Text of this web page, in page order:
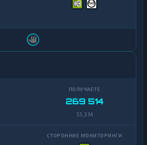
269 514
55,3 M